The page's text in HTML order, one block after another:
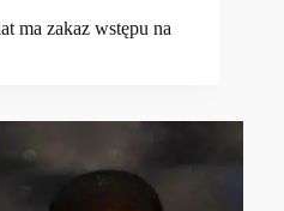
ma zakaz wstępu na